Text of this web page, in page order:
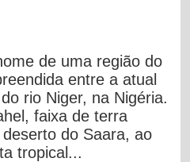
de uma região do
entre a atual
rio Niger, na Nigéria.
faixa de terra
do Saara, ao
tropical...